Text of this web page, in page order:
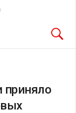
приняло